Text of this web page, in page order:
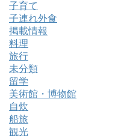
子育て
子連れ外食
掲載情報
料理
旅行
未分類
留学
美術館・博物館
自炊
船旅
観光